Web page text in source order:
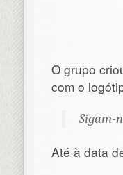
O grupo
com o
Sigam-
Até à data